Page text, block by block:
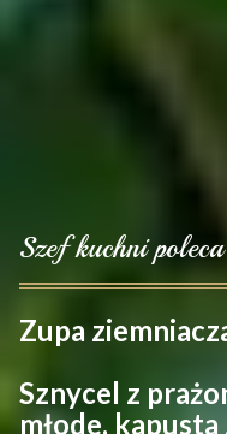
Szef kuchni poleca
Zupa
Sznycel z
młode, kapusta